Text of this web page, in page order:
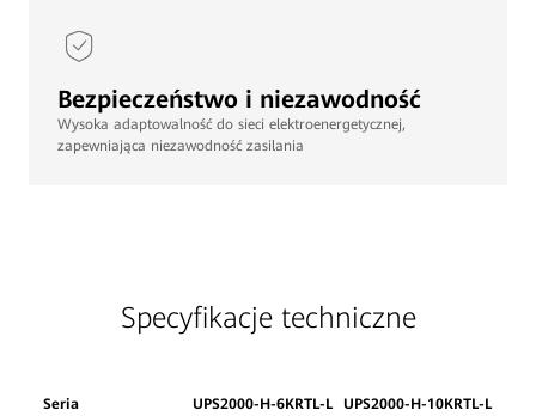
Bezpieczeństwo i niezawodność
Wysoka adaptowalność do sieci elektroenergetycznej,
zapewniająca niezawodność zasilania
Specyfikacje techniczne
Seria UPS2000-H-6KRTL-L UPS2000-H-10KRTL-L